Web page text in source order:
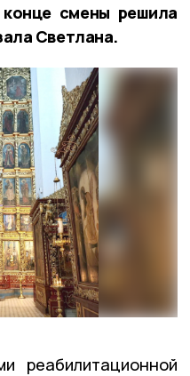
смены решила
Светлана.
реабилитационной